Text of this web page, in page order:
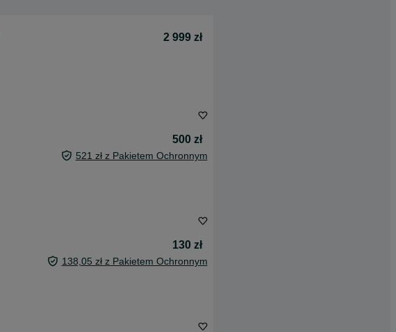
2 999 zł
500 zł
521 zł z Pakietem Ochronnym
130 zł
138,05 zł z Pakietem Ochronnym